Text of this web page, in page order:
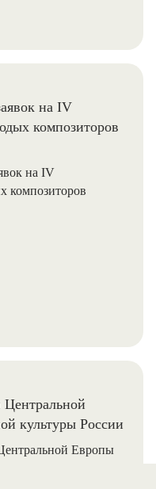
на IV
композиторов
культуры России